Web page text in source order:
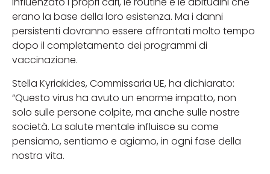
erano la base della loro esistenza. Ma i danni
persistenti dovranno essere affrontati molto tempo
dopo il completamento dei programmi di
vaccinazione.
Stella Kyriakides, Commissaria UE, ha dichiarato:
“Questo virus ha avuto un enorme impatto, non
solo sulle persone colpite, ma anche sulle nostre
società. La salute mentale influisce su come
pensiamo, sentiamo e agiamo, in ogni fase della
nostra vita.